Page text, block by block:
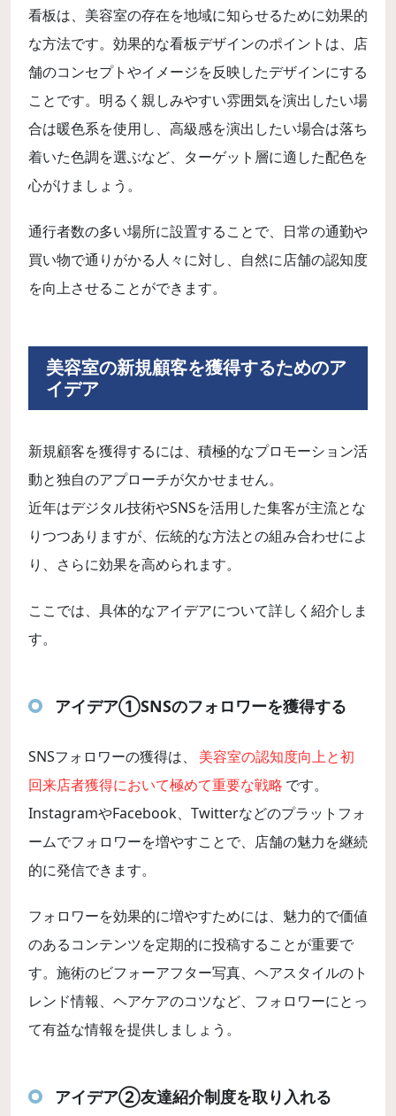
看板は、美容室の存在を地域に知らせるために効果的
な方法です。効果的な看板デザインのポイントは、店
舗のコンセプトやイメージを反映したデザインにする
ことです。明るく親しみやすい雰囲気を演出したい場
合は暖色系を使用し、高級感を演出したい場合は落ち
着いた色調を選ぶなど、ターゲット層に適した配色を
心がけましょう。
通行者数の多い場所に設置することで、日常の通勤や
買い物で通りがかる人々に対し、自然に店舗の認知度
を向上させることができます。
美容室の新規顧客を獲得するためのア
イデア
新規顧客を獲得するには、積極的なプロモーション活
動と独自のアプローチが欠かせません。
近年はデジタル技術やSNSを活用した集客が主流とな
りつつありますが、伝統的な方法との組み合わせによ
り、さらに効果を高められます。
ここでは、具体的なアイデアについて詳しく紹介しま
す。
アイデア①SNSのフォロワーを獲得する
SNSフォロワーの獲得は、
美容室の認知度向上と初
回来店者獲得において極めて重要な戦略 です。
InstagramやFacebook、Twitterなどのプラットフォ
ームでフォロワーを増やすことで、店舗の魅力を継続
的に発信できます。
フォロワーを効果的に増やすためには、魅力的で価値
のあるコンテンツを定期的に投稿することが重要で
す。施術のビフォーアフター写真、ヘアスタイルのト
レンド情報、ヘアケアのコツなど、フォロワーにとっ
て有益な情報を提供しましょう。
アイデア②友達紹介制度を取り入れる